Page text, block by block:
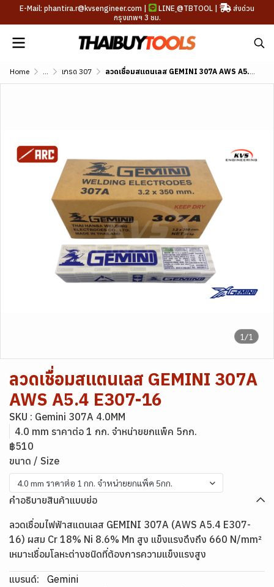
E-Mail: phantira.r@kvsengineer.com | LINE @TBTOOL |
ส่งด่วน
กรุงเทพฯ 3 ชม.
Home ... เกรด 307 ลวดเชื่อมสแตนเลส GEMINI 307A AWS A5.4 E307-16
1/1
ลวดเชื่อมสแตนเลส GEMINI 307A
AWS A5.4 E307-16
SKU : Gemini 307A 4.0MM
4.0 mm ราคาต่อ 1 กก. จำหน่ายยกแพ็ค 5กก.
฿510
ขนาด / Size
4.0 mm ราคาต่อ 1 กก. จำหน่ายยกแพ็ค 5กก.
คำอธิบายสินค้าแบบย่อ
ลวดเชื่อมไฟฟ้าสแตนเลส GEMINI 307A (AWS A5.4 E307-
16) ผสม Cr 18% Ni 8.6% Mn สูง แข็งแรงดึงถึง 660 N/mm²
เหมาะเชื่อมโลหะต่างชนิดที่ต้องการความแข็งแรงสูง
แบรนด์:
Gemini